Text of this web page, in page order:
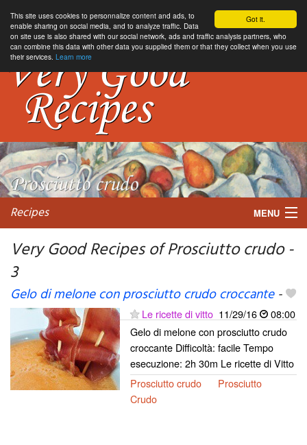
Got it.
This site uses cookies to personnalize content and ads, to
enable sharing on social media, and to analyze traffic. Data
on site use is also shared with our social network, ads and traffic analysis partners, who
can combine this data with other data you supplied them or that they collect when you use
their services. Learn more
Recipes MENU
Very Good Recipes of Prosciutto crudo -
3
Gelo di melone con prosciutto crudo croccante-
Le ricette di vitto 11/29/16
08:00
Gelo di melone con prosciutto crudo
croccante Difficoltà: facile Tempo
esecuzione: 2h 30m Le ricette di Vitto
Prosciutto crudo
Prosciutto
Crudo